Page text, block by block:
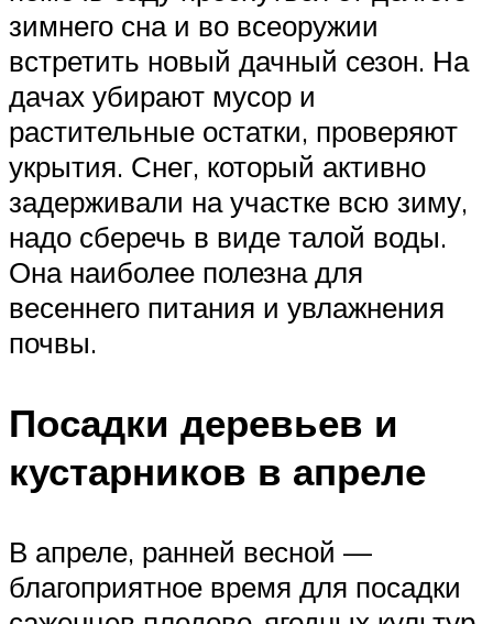
зимнего сна и во всеоружии
встретить новый дачный сезон. На
дачах убирают мусор и
растительные остатки, проверяют
укрытия. Снег, который активно
задерживали на участке всю зиму,
надо сберечь в виде талой воды.
Она наиболее полезна для
весеннего питания и увлажнения
почвы.
Посадки деревьев и
кустарников в апреле
В апреле, ранней весной —
благоприятное время для посадки